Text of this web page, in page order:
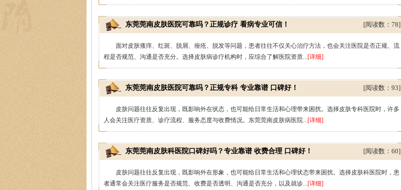
东莞莞南皮肤医院可靠吗？正规诊疗 看病专业可信！ [阅读数：78]
面对皮肤瘙痒、红斑、脱屑、痤疮、脱发等问题，患者往往不仅关心治疗方法，也会关注医院是否正规、流
程是否规范、沟通是否充分。选择皮肤病诊疗机构时，应综合了解医院资质...[详细]
东莞莞南皮肤医院可靠吗？正规专科 专业靠谱 口碑好！ [阅读数：93]
皮肤问题往往反复出现，既影响外在状态，也可能给日常生活和心理带来困扰。选择皮肤专科医院时，许多
人会关注医疗资质、诊疗流程、服务态度与收费情况。东莞莞南皮肤病医院...[详细]
东莞莞南皮肤科医院口碑好吗？专业靠谱 收费合理 口碑好！ [阅读数：60]
皮肤问题往往反复出现，既影响外在形象，也可能给日常生活和心理状态带来困扰。选择皮肤科医院时，患
者通常会关注医疗服务是否规范、收费是否透明、沟通是否充分，以及就诊...[详细]